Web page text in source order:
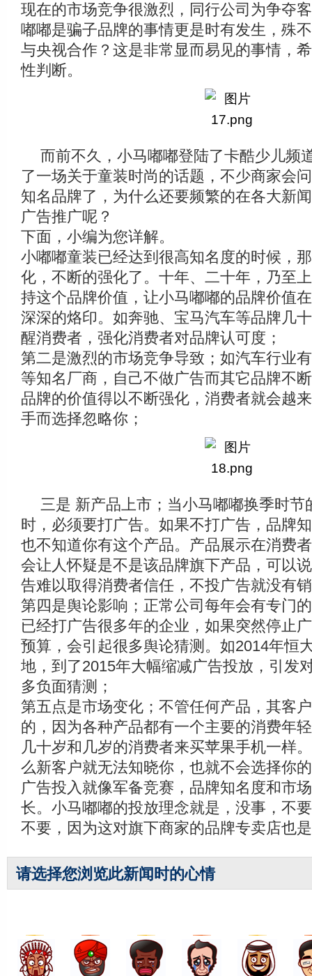
现在的市场竞争很激烈，同行公司为争夺
嘟嘟是骗子品牌的事情更是时有发生，殊
与央视合作？这是非常显而易见的事情，
性判断。
而前不久，小马嘟嘟登陆了卡酷少儿频
了一场关于童装时尚的话题，不少商家会
知名品牌了，为什么还要频繁的在各大新
广告推广呢？
下面，小编为您详解。
小嘟嘟童装已经达到很高知名度的时候，
化，不断的强化了。十年、二十年，乃至
持这个品牌价值，让小马嘟嘟的品牌价值
深深的烙印。如奔驰、宝马汽车等品牌几
醒消费者，强化消费者对品牌认可度；
第二是激烈的市场竞争导致；如汽车行业
等知名厂商，自己不做广告而其它品牌不
品牌的价值得以不断强化，消费者就会越
手而选择忽略你；
三是 新产品上市；当小马嘟嘟换季时节
时，必须要打广告。如果不打广告，品牌
也不知道你有这个产品。产品展示在消费
会让人怀疑是不是该品牌旗下产品，可以
告难以取得消费者信任，不投广告就没有
第四是舆论影响；正常公司每年会有专门
已经打广告很多年的企业，如果突然停止
预算，会引起很多舆论猜测。如2014年恒
地，到了2015年大幅缩减广告投放，引发
多负面猜测；
第五点是市场变化；不管任何产品，其客
的，因为各种产品都有一个主要的消费年
几十岁和几岁的消费者来买苹果手机一样
么新客户就无法知晓你，也就不会选择你
广告投入就像军备竞赛，品牌知名度和市
长。小马嘟嘟的投放理念就是，没事，不
不要，因为这对旗下商家的品牌专卖店也
请选择您浏览此新闻时的心情